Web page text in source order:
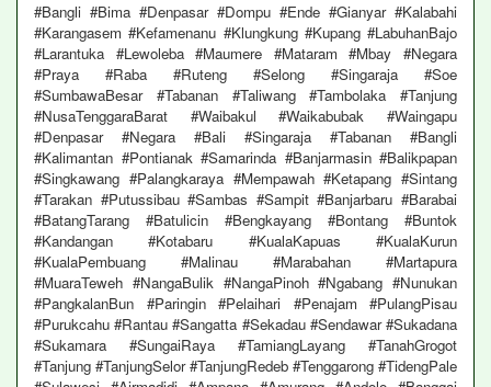
#Bangli #Bima #Denpasar #Dompu #Ende #Gianyar #Kalabahi
#Karangasem #Kefamenanu #Klungkung #Kupang #LabuhanBajo
#Larantuka #Lewoleba #Maumere #Mataram #Mbay #Negara
#Praya #Raba #Ruteng #Selong #Singaraja #Soe
#SumbawaBesar #Tabanan #Taliwang #Tambolaka #Tanjung
#NusaTenggaraBarat #Waibakul #Waikabubak #Waingapu
#Denpasar #Negara #Bali #Singaraja #Tabanan #Bangli
#Kalimantan #Pontianak #Samarinda #Banjarmasin #Balikpapan
#Singkawang #Palangkaraya #Mempawah #Ketapang #Sintang
#Tarakan #Putussibau #Sambas #Sampit #Banjarbaru #Barabai
#BatangTarang #Batulicin #Bengkayang #Bontang #Buntok
#Kandangan #Kotabaru #KualaKapuas #KualaKurun
#KualaPembuang #Malinau #Marabahan #Martapura
#MuaraTeweh #NangaBulik #NangaPinoh #Ngabang #Nunukan
#PangkalanBun #Paringin #Pelaihari #Penajam #PulangPisau
#Purukcahu #Rantau #Sangatta #Sekadau #Sendawar #Sukadana
#Sukamara #SungaiRaya #TamiangLayang #TanahGrogot
#Tanjung #TanjungSelor #TanjungRedeb #Tenggarong #TidengPale